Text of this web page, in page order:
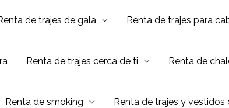
de trajes de gala Renta de trajes para
Renta de trajes cerca de ti Renta de
Renta de smoking Renta de trajes y vestidos